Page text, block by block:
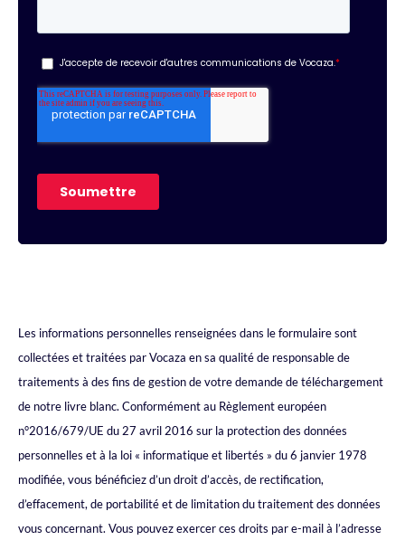
Les informations personnelles renseignées dans le formulaire sont
collectées et traitées par Vocaza en sa qualité de responsable de
traitements à des fins de gestion de votre demande de téléchargement
de notre livre blanc. Conformément au Règlement européen
n°2016/679/UE du 27 avril 2016 sur la protection des données
personnelles et à la loi « informatique et libertés » du 6 janvier 1978
modifiée, vous bénéficiez d’un droit d’accès, de rectification,
d’effacement, de portabilité et de limitation du traitement des données
vous concernant. Vous pouvez exercer ces droits par e-mail à l’adresse